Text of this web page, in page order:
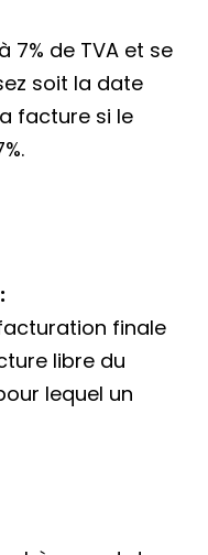
de TVA et se
soit la date
facture si le
finale
libre du
lequel un